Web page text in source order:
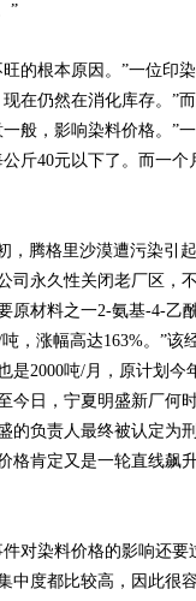
”
根本原因。”一位印
在仍然在消化库存。”
般，影响染料价格。”
斤40元以下了。而一个
腾格里沙漠遭污染引
司永久性关闭老厂区，
原材料之一2-氨基-4-乙
，涨幅高达163%。”该
2000吨/月，原计划今
今日，宁夏明盛新厂何
的负责人最终被认定为
格肯定又是一轮直线飙
染料价格的影响还要
中度都比较高，因此很